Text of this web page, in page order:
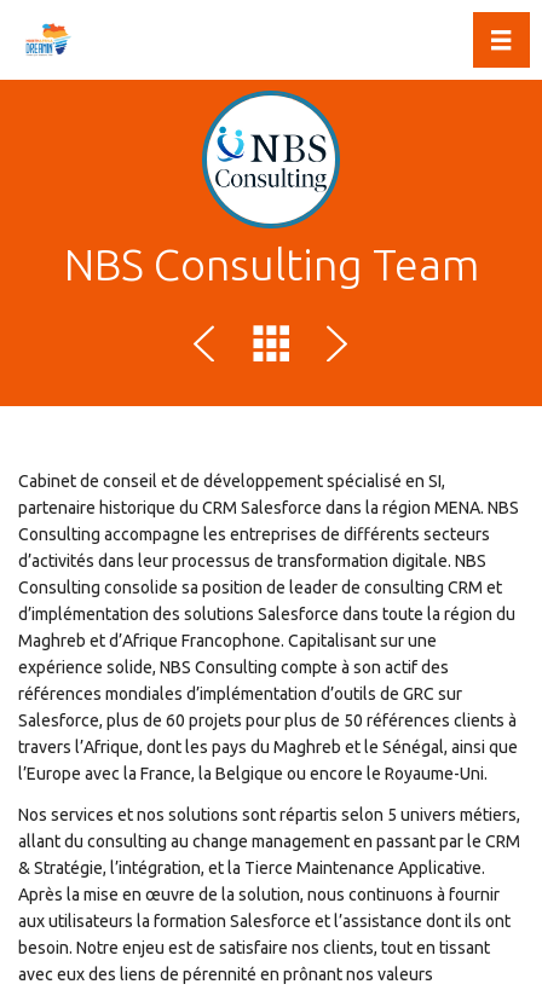
NBS Consulting Team
Cabinet de conseil et de développement spécialisé en SI,
partenaire historique du CRM Salesforce dans la région MENA. NBS
Consulting accompagne les entreprises de différents secteurs
d’activités dans leur processus de transformation digitale. NBS
Consulting consolide sa position de leader de consulting CRM et
d’implémentation des solutions Salesforce dans toute la région du
Maghreb et d’Afrique Francophone. Capitalisant sur une
expérience solide, NBS Consulting compte à son actif des
références mondiales d’implémentation d’outils de GRC sur
Salesforce, plus de 60 projets pour plus de 50 références clients à
travers l’Afrique, dont les pays du Maghreb et le Sénégal, ainsi que
l’Europe avec la France, la Belgique ou encore le Royaume-Uni.
Nos services et nos solutions sont répartis selon 5 univers métiers,
allant du consulting au change management en passant par le CRM
& Stratégie, l’intégration, et la Tierce Maintenance Applicative.
Après la mise en œuvre de la solution, nous continuons à fournir
aux utilisateurs la formation Salesforce et l’assistance dont ils ont
besoin. Notre enjeu est de satisfaire nos clients, tout en tissant
avec eux des liens de pérennité en prônant nos valeurs